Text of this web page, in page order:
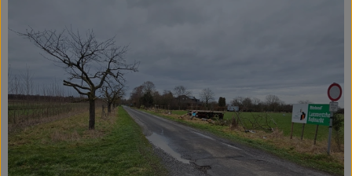
Süß & Pikant
Getränke
Haushalt
Einkaufen